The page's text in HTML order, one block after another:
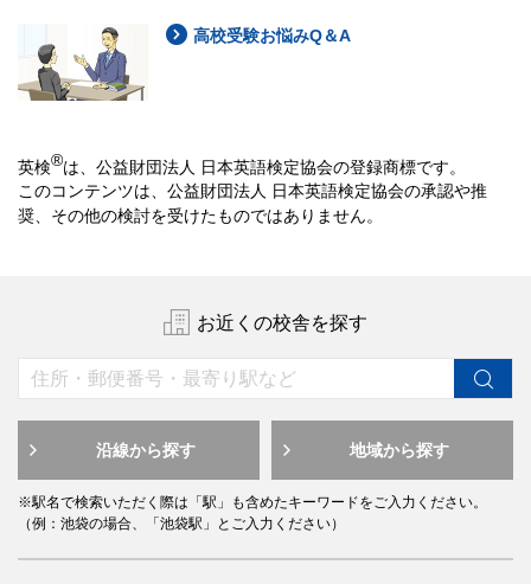
高校受験お悩みQ＆A
英検®は、公益財団法人 日本英語検定協会の登録商標です。
このコンテンツは、公益財団法人 日本英語検定協会の承認や推
奨、その他の検討を受けたものではありません。
お近くの校舎を探す
沿線から探す 地域から探す
※駅名で検索いただく際は「駅」も含めたキーワードをご入力ください。
（例：池袋の場合、「池袋駅」とご入力ください）